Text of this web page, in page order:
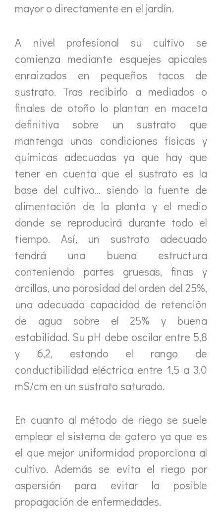
mayor o directamente en el jardín.
A nivel profesional su cultivo se
comienza mediante esquejes apicales
enraizados en pequeños tacos de
sustrato. Tras recibirlo a mediados o
finales de otoño lo plantan en maceta
definitiva sobre un sustrato que
mantenga unas condiciones físicas y
químicas adecuadas ya que hay que
tener en cuenta que el sustrato es la
base del cultivo… siendo la fuente de
alimentación de la planta y el medio
donde se reproducirá durante todo el
tiempo. Así, un sustrato adecuado
tendrá una buena estructura
conteniendo partes gruesas, finas y
arcillas, una porosidad del orden del 25%,
una adecuada capacidad de retención
de agua sobre el 25% y buena
estabilidad. Su pH debe oscilar entre 5,8
y 6,2, estando el rango de
conductibilidad eléctrica entre 1,5 a 3,0
mS/cm en un sustrato saturado.
En cuanto al método de riego se suele
emplear el sistema de gotero ya que es
el que mejor uniformidad proporciona al
cultivo. Además se evita el riego por
aspersión para evitar la posible
propagación de enfermedades.